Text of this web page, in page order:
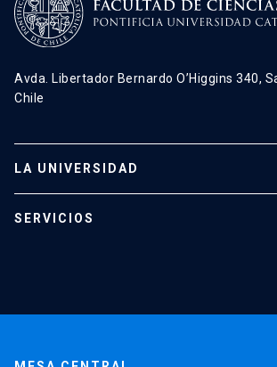
Avda. Libertador Bernardo O’Higgins 340,
Chile
LA UNIVERSIDAD
Investigación
SERVICIOS